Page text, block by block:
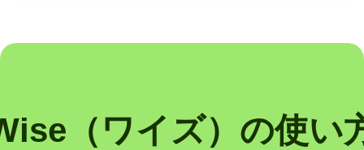
（ワイズ）の使い